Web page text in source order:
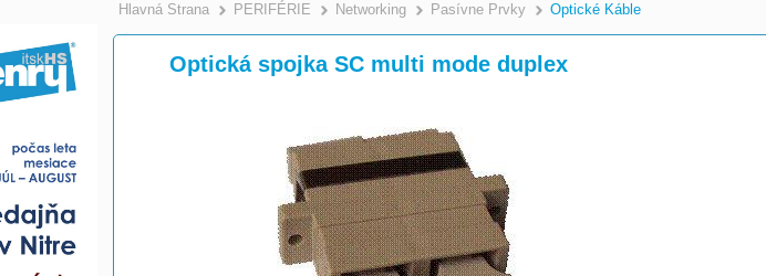
Hlavná Strana >
PERIFÉRIE >
Networking >
Pasívne Prvky >Optické Káble
Optická spojka SC multi mode duplex